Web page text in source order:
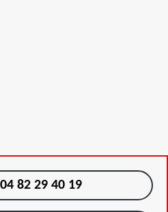
04 82 29 40 19